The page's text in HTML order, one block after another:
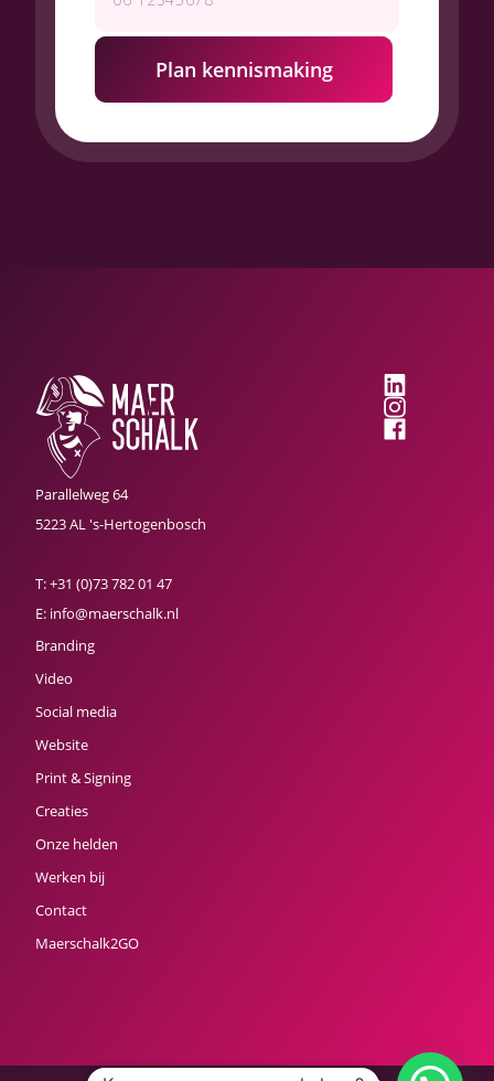
Plan kennismaking
Parallelweg 64
5223 AL 's-Hertogenbosch
T:+31 (0)73 782 01 47
E: info@maerschalk.nl
Branding
Video
Social media
Website
Print & Signing
Creaties
Onze helden
Werken bij
Contact
Maerschalk2GO